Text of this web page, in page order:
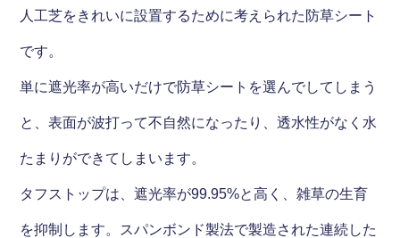
人工芝をきれいに設置するために考えられた防草シート
です。
単に遮光率が高いだけで防草シートを選んでしてしまう
と、表面が波打って不自然になったり、透水性がなく水
たまりができてしまいます。
タフストップは、遮光率が99.95%と高く、雑草の生育
を抑制します。スパンボンド製法で製造された連続した